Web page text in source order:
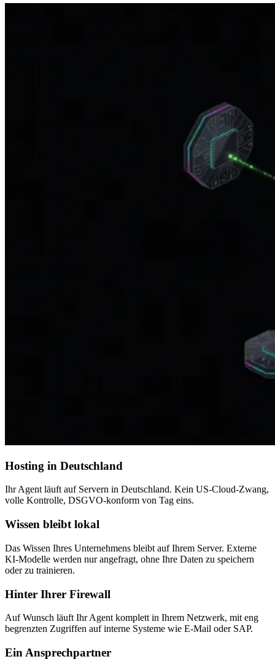
Hosting in Deutschland
Ihr Agent läuft auf Servern in Deutschland. Kein US-Cloud-Zwang,
volle Kontrolle, DSGVO-konform von Tag eins.
Wissen bleibt lokal
Das Wissen Ihres Unternehmens bleibt auf Ihrem Server. Externe
KI-Modelle werden nur angefragt, ohne Ihre Daten zu speichern
oder zu trainieren.
Hinter Ihrer Firewall
Auf Wunsch läuft Ihr Agent komplett in Ihrem Netzwerk, mit eng
begrenzten Zugriffen auf interne Systeme wie E-Mail oder SAP.
Ein Ansprechpartner